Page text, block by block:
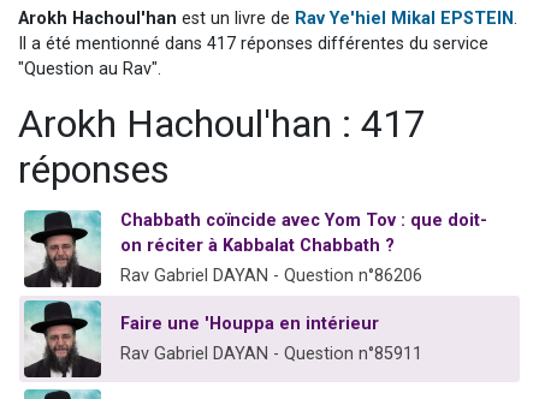
61 personnes viennent de demander une bénédiction
Il reste 49 places pour étudier en groupe sur Zoom
Nathaniel vient de donner son Maasser
Arokh Hachoul'han est un livre de Rav Ye'hiel Mikal EPSTEIN.
Il a été mentionné dans 417 réponses différentes du service
"Question au Rav".
Arokh Hachoul'han : 417
réponses
Chabbath coïncide avec Yom Tov : que doit-
on réciter à Kabbalat Chabbath ?
Rav Gabriel DAYAN - Question n°86206
Faire une 'Houppa en intérieur
Rav Gabriel DAYAN - Question n°85911